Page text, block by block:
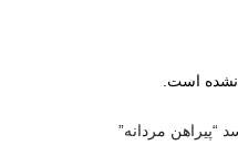
نشده است.
“پیراهن مردانه”